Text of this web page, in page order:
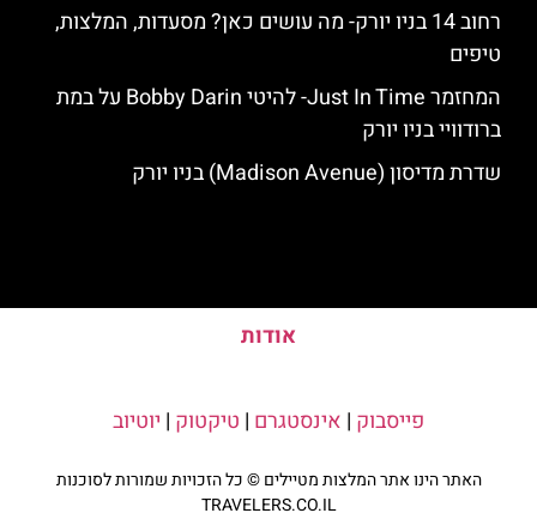
רחוב 14 בניו יורק- מה עושים כאן? מסעדות, המלצות,
טיפים
המחזמר Just In Time- להיטי Bobby Darin על במת
ברודוויי בניו יורק
שדרת מדיסון (Madison Avenue) בניו יורק
אודות
פייסבוק | אינסטגרם | טיקטוק | יוטיוב
האתר הינו אתר המלצות מטיילים © כל הזכויות שמורות לסוכנות
TRAVELERS.CO.IL